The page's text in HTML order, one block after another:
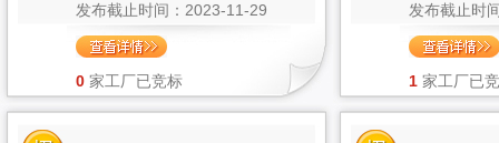
发布截止时间：2023-11-29
0 家工厂已竞标
发布截止时
1 家工厂已